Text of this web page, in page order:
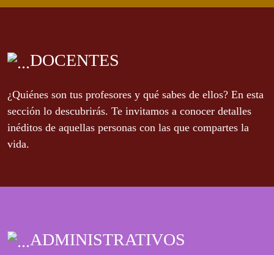
DOCENTES
¿Quiénes son tus profesores y qué sabes de ellos? En esta
sección lo descubrirás. Te invitamos a conocer detalles
inéditos de aquellas personas con las que compartes la
vida.
ADMINISTRATIVOS